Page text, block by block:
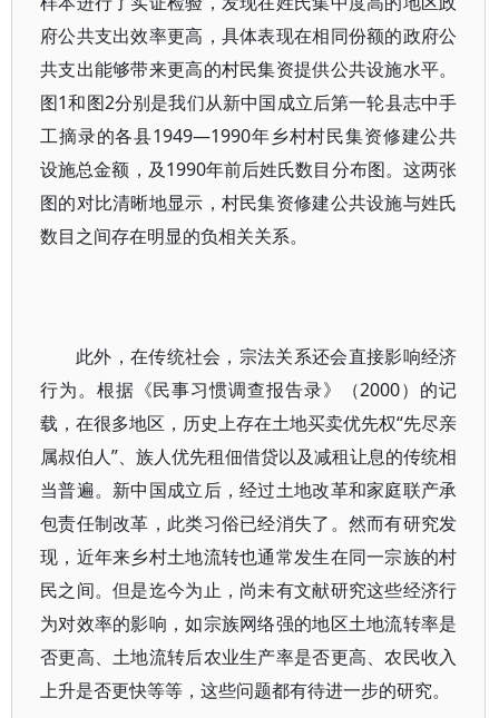
府公共支出效率更高，具体表现在相同份额的政府公
共支出能够带来更高的村民集资提供公共设施水平。
图1和图2分别是我们从新中国成立后第一轮县志中手
工摘录的各县1949—1990年乡村村民集资修建公共
设施总金额，及1990年前后姓氏数目分布图。这两张
图的对比清晰地显示，村民集资修建公共设施与姓氏
数目之间存在明显的负相关关系。
此外，在传统社会，宗法关系还会直接影响经济
行为。根据《民事习惯调查报告录》（2000）的记
载，在很多地区，历史上存在土地买卖优先权“先尽亲
属叔伯人”、族人优先租佃借贷以及减租让息的传统相
当普遍。新中国成立后，经过土地改革和家庭联产承
包责任制改革，此类习俗已经消失了。然而有研究发
现，近年来乡村土地流转也通常发生在同一宗族的村
民之间。但是迄今为止，尚未有文献研究这些经济行
为对效率的影响，如宗族网络强的地区土地流转率是
否更高、土地流转后农业生产率是否更高、农民收入
上升是否更快等等，这些问题都有待进一步的研究。